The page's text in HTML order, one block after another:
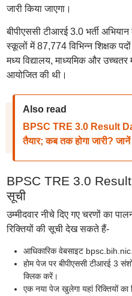
जारी किया जाएगा।
बीपीएससी टीआरई 3.0 भर्ती
स्कूलों में 87,774 विभिन्न शिक्षक
मध्य विद्यालय, माध्यमिक और उच्चतर
आयोजित की थी।
Also read
BPSC TRE 3.0 Result
तैयार; कब तक होगा जारी?
BPSC TRE 3.0 Result
सूची
उम्मीदवार नीचे दिए गए चरणों का
रिक्तियों की सूची देख सकते हैं-
आधिकारिक वेबसाइट
होम पेज पर बीपीएससी टीआरई 3
क्लिक करें।
एक नया पेज खुलेगा यहां रिक्तियों